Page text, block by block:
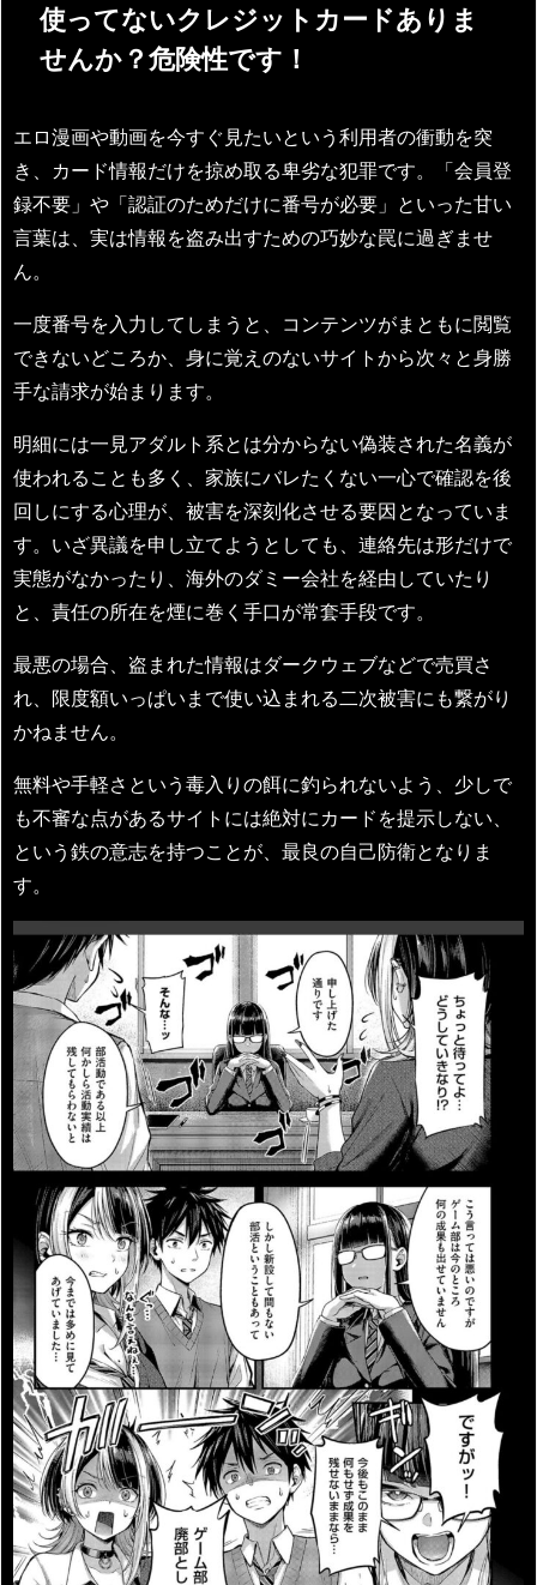
使ってないクレジットカードありま
せんか？危険性です！
エロ漫画や動画を今すぐ見たいという利用者の衝動を突
き、カード情報だけを掠め取る卑劣な犯罪です。「会員登
録不要」や「認証のためだけに番号が必要」といった甘い
言葉は、実は情報を盗み出すための巧妙な罠に過ぎませ
ん。
一度番号を入力してしまうと、コンテンツがまともに閲覧
できないどころか、身に覚えのないサイトから次々と身勝
手な請求が始まります。
明細には一見アダルト系とは分からない偽装された名義が
使われることも多く、家族にバレたくない一心で確認を後
回しにする心理が、被害を深刻化させる要因となっていま
す。いざ異議を申し立てようとしても、連絡先は形だけで
実態がなかったり、海外のダミー会社を経由していたり
と、責任の所在を煙に巻く手口が常套手段です。
最悪の場合、盗まれた情報はダークウェブなどで売買さ
れ、限度額いっぱいまで使い込まれる二次被害にも繋がり
かねません。
無料や手軽さという毒入りの餌に釣られないよう、少しで
も不審な点があるサイトには絶対にカードを提示しない、
という鉄の意志を持つことが、最良の自己防衛となりま
す。